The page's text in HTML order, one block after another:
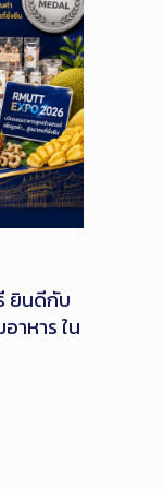
ยินดีกับ
าหาร ใน